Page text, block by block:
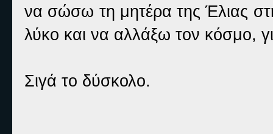
να σώσω τη μητέρα της Έλιας
λύκο και να αλλάξω τον κόσμο,
Σιγά το δύσκολο.